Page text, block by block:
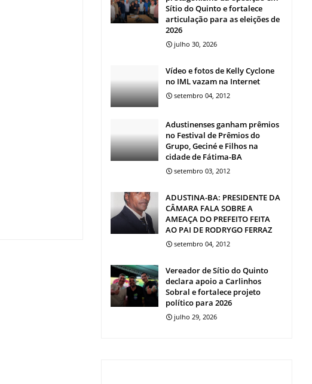
Sítio do Quinto e fortalece
articulação para as eleições de
2026
julho 30, 2026
Vídeo e fotos de Kelly Cyclone
no IML vazam na Internet
setembro 04, 2012
Adustinenses ganham prêmios
no Festival de Prêmios do
Grupo, Geciné e Filhos na
cidade de Fátima-BA
setembro 03, 2012
ADUSTINA-BA: PRESIDENTE DA
CÂMARA FALA SOBRE A
AMEAÇA DO PREFEITO FEITA
AO PAI DE RODRYGO FERRAZ
setembro 04, 2012
Vereador de Sítio do Quinto
declara apoio a Carlinhos
Sobral e fortalece projeto
político para 2026
julho 29, 2026